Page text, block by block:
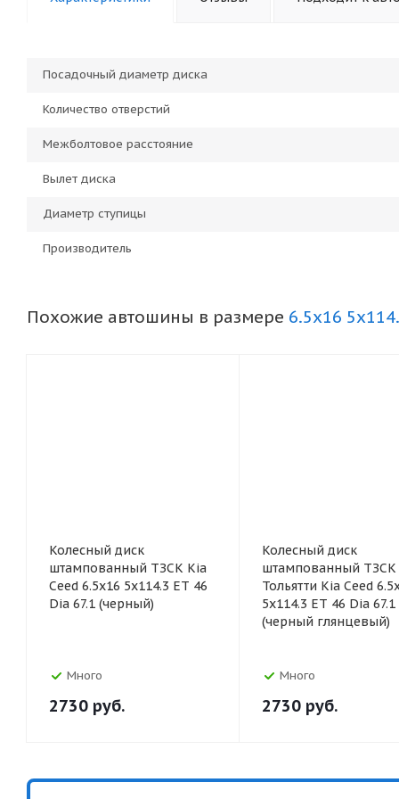
Посадочный диаметр диска
Количество отверстий
Межболтовое расстояние
Вылет диска
Диаметр ступицы
Производитель
Похожие автошины в размере 6.5x16
Колесный диск
штампованный ТЗСК Kia
Ceed 6.5x16 5x114.3 ET 46
Dia 67.1 (черный)
Много
2730 руб.
Колесный диск
штампованный ТЗСК
Тольятти Kia Ceed
5x114.3 ET 46 Dia 67.1
(черный глянцевый)
Много
2730 руб.